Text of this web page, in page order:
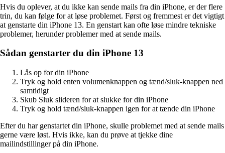
Hvis du oplever, at du ikke kan sende mails fra din iPhone, er der flere
trin, du kan følge for at løse problemet. Først og fremmest er det vigtigt
at genstarte din iPhone 13. En genstart kan ofte løse mindre tekniske
problemer, herunder problemer med at sende mails.
Sådan genstarter du din iPhone 13
Lås op for din iPhone
Tryk og hold enten volumenknappen og tænd/sluk-knappen ned
samtidigt
Skub Sluk slideren for at slukke for din iPhone
Tryk og hold tænd/sluk-knappen igen for at tænde din iPhone
Efter du har genstartet din iPhone, skulle problemet med at sende mails
gerne være løst. Hvis ikke, kan du prøve at tjekke dine
mailindstillinger på din iPhone.